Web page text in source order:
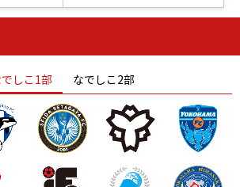
名古屋
石人の星
静岡 愛媛Ｌ
しこ1部 なでしこ2部